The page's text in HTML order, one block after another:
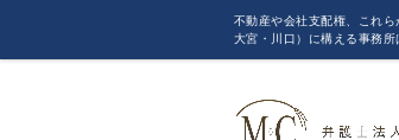
不動産や会社支配権、これ
大宮・川口）に構える事務所